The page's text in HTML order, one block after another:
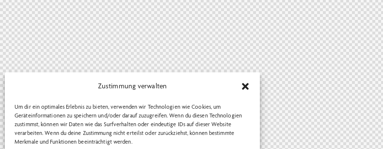
Zustimmung verwalten
Um dir ein optimales Erlebnis zu bieten, verwenden wir Technologien wie Cookies, um
Geräteinformationen zu speichern und/oder darauf zuzugreifen. Wenn du diesen Technologien
zustimmst, können wir Daten wie das Surfverhalten oder eindeutige IDs auf dieser Website
verarbeiten. Wenn du deine Zustimmung nicht erteilst oder zurückziehst, können bestimmte
Merkmale und Funktionen beeinträchtigt werden.